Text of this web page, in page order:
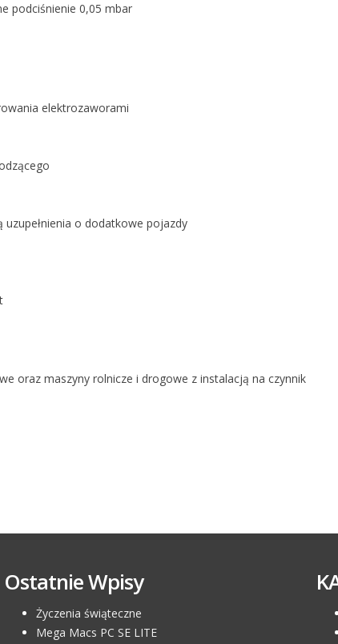
podciśnienie 0,05 mbar
elektrozaworami
o dodatkowe pojazdy
oraz maszyny rolnicze i drogowe z instalacją na czynnik
Ostatnie Wpisy
Życzenia świąteczne
Mega Macs PC SE LITE